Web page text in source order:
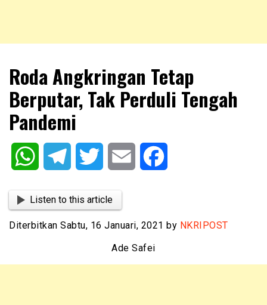
NKRIPOST
Roda Angkringan Tetap
Berputar, Tak Perduli Tengah
Pandemi
WhatsAppTelegram Twitter Email
Listen to this article
Diterbitkan Sabtu, 16 Januari, 2021 by NKRIPOST
Ade Safei